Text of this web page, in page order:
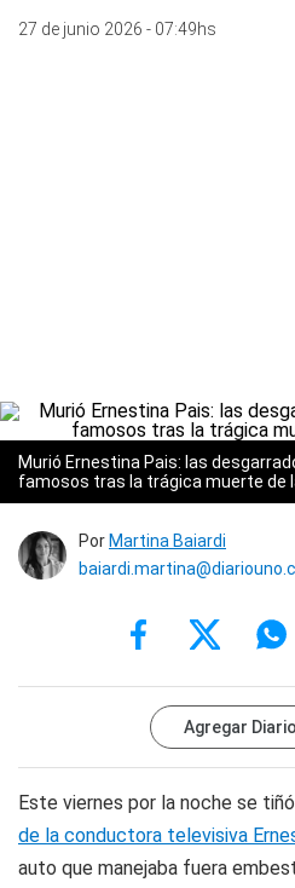
27 de junio 2026 - 07:49hs
Murió Ernestina Pais: las
famosos tras la trágica muerte de
Por Martina Baiardi
Agregar
Este viernes por la noche se
de la conductora televisiva
auto que manejaba fuera